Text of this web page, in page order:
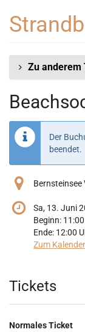
Haupt-
Zu anderem
Der
beendet.
Bernsteinsee
Sa, 13. Juni
Beginn: 11:00
Ende: 12:00
Zum
Produkte
Tickets
Normales Ticket